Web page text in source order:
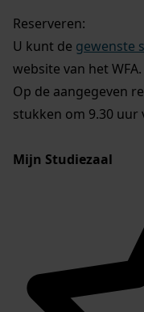
Reserveren:
U kunt de gewenste
website van het WFA.
Op de aangegeven
stukken om 9.30 uur
Mijn Studiezaal